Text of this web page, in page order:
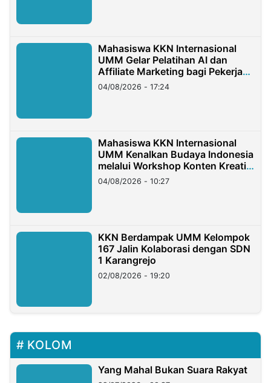
Mahasiswa KKN Internasional
UMM Gelar Pelatihan AI dan
Affiliate Marketing bagi Pekerja
Migran Indonesia di Taiwan
04/08/2026 - 17:24
Mahasiswa KKN Internasional
UMM Kenalkan Budaya Indonesia
melalui Workshop Konten Kreatif
di Taiwan
04/08/2026 - 10:27
KKN Berdampak UMM Kelompok
167 Jalin Kolaborasi dengan SDN
1 Karangrejo
02/08/2026 - 19:20
KOLOM
Yang Mahal Bukan Suara Rakyat